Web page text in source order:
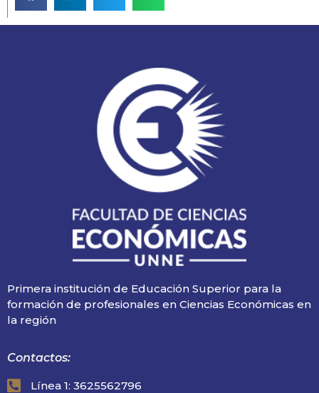
Primera institución de Educación Superior para la
formación de profesionales en Ciencias Económicas en
la región
Contactos:
Línea 1: 3625562796